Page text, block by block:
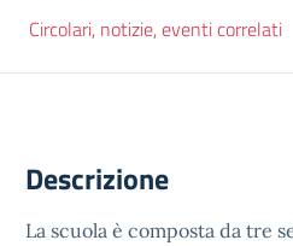
Circolari, notizie, eventi correlati
Descrizione
La scuola è composta da tre